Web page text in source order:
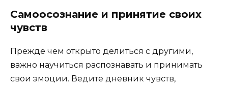
Самоосознание и принятие своих
чувств
Прежде чем открыто делиться с другими,
важно научиться распознавать и принимать
свои эмоции. Ведите дневник чувств,